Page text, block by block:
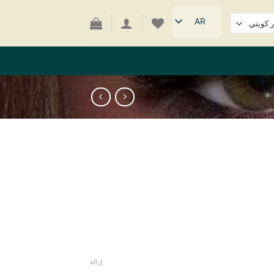
AR
إزالة